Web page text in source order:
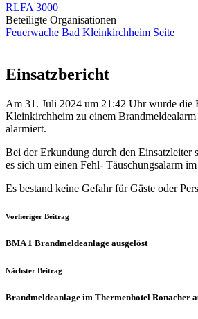
RLFA 3000
Beteiligte Organisationen
Feuerwache Bad Kleinkirchheim Seite
Einsatzbericht
Am 31. Juli 2024 um 21:42 Uhr wurde die
Kleinkirchheim zu einem
alarmiert.
Bei der Erkundung durch den Einsatzleiter
es sich um einen Fehl- Täuschungsalarm
Es bestand keine Gefahr für Gäste oder
Vorheriger Beitrag
BMA 1 Brandmeldeanlage ausgelöst
Nächster Beitrag
Brandmeldeanlage im Thermenhotel Ronacher